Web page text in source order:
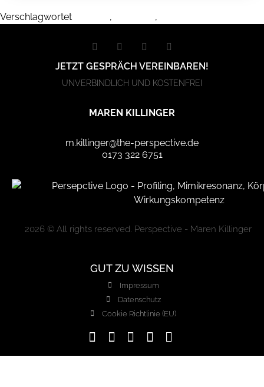
Verschlagwortet , ,
JETZT GESPRÄCH VEREINBAREN!
UNVERBINDLICH UND KOSTENFREI
MAREN KILLINGER
m.killinger@the-perspective.de
0173 322 6751
2026 © All rights reserved. Perspective - Maren Killinger
GUT ZU WISSEN
Impressum
Datenschutz
Cookie Richtlinie (EU)